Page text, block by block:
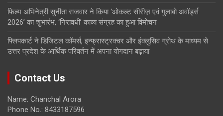
फिल्म अभिनेत्री सुनीता राजवार ने किया ‘ओकल्ट सीरीज़ एवं गुलाबो अवॉर्ड्स
2026’ का शुभारंभ, ‘निरावधी’ काव्य संग्रह का हुआ विमोचन
फ्लिपकार्ट ने डिजिटल कॉमर्स, इन्फ्रास्ट्रक्चर और इंक्लुसिव ग्रोथ के माध्यम से
उत्तर प्रदेश के आर्थिक परिवर्तन में अपना योगदान बढ़ाया
Contact Us
Name: Chanchal Arora
Phone No.: 8433187596